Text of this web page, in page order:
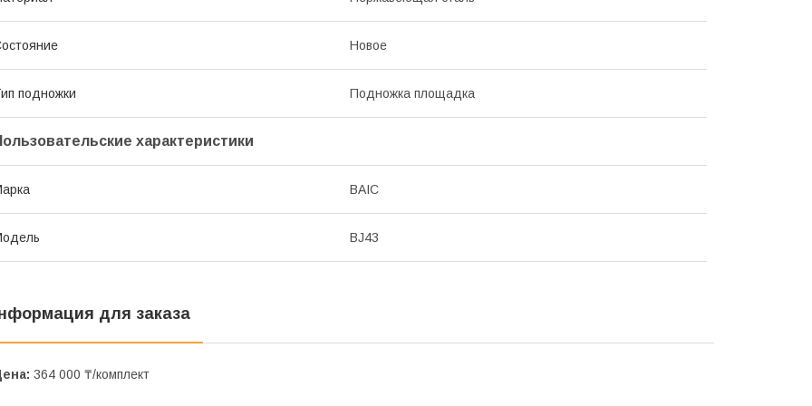
Новое
подножки Подножка площадка
характеристики
BAIC
BJ43
для заказа
364 000 ₸/комплект